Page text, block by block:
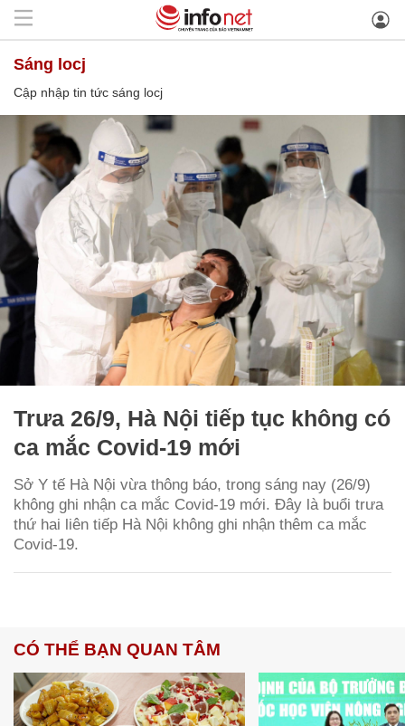
sáng locj
Cập nhập tin tức sáng locj
Trưa 26/9, Hà Nội tiếp tục không có
ca mắc Covid-19 mới
Sở Y tế Hà Nội vừa thông báo, trong sáng nay (26/9)
không ghi nhận ca mắc Covid-19 mới. Đây là buổi trưa
thứ hai liên tiếp Hà Nội không ghi nhận thêm ca mắc
Covid-19.
CÓ THỂ BẠN QUAN TÂM